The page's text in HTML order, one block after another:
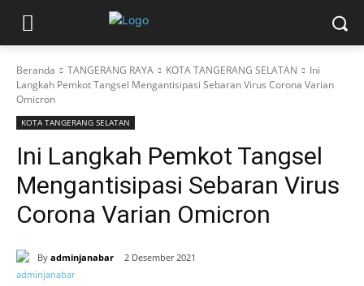
Beranda TANGERANG RAYA KOTA TANGERANG SELATAN
Ini
Langkah Pemkot Tangsel Mengantisipasi Sebaran Virus Corona Varian
Omicron
KOTA TANGERANG SELATAN
Ini Langkah Pemkot Tangsel
Mengantisipasi Sebaran Virus
Corona Varian Omicron
By adminjanabar 2 Desember 2021